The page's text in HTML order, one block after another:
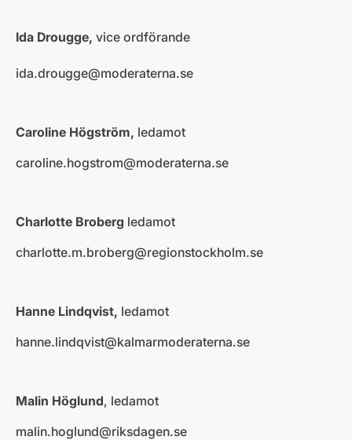
Ida Drougge, vice ordförande
ida.drougge@­moderaterna.se
Caroline Högström, ledamot
caroline.hogstrom@moderaterna.se
Charlotte Broberg ledamot
charlotte.m.broberg@regionstockholm.se
Hanne Lindqvist, ledamot
hanne.lindqvist@kalmarmoderaterna.se
Malin Höglund, ledamot
malin.hoglund@riksdagen.se